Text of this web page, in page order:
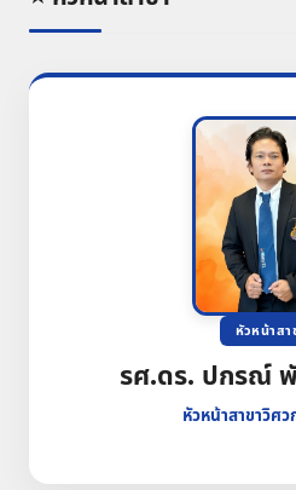
หัวหน้าสา
รศ.ดร. ปกรณ์
หัวหน้าสาขาวิศว